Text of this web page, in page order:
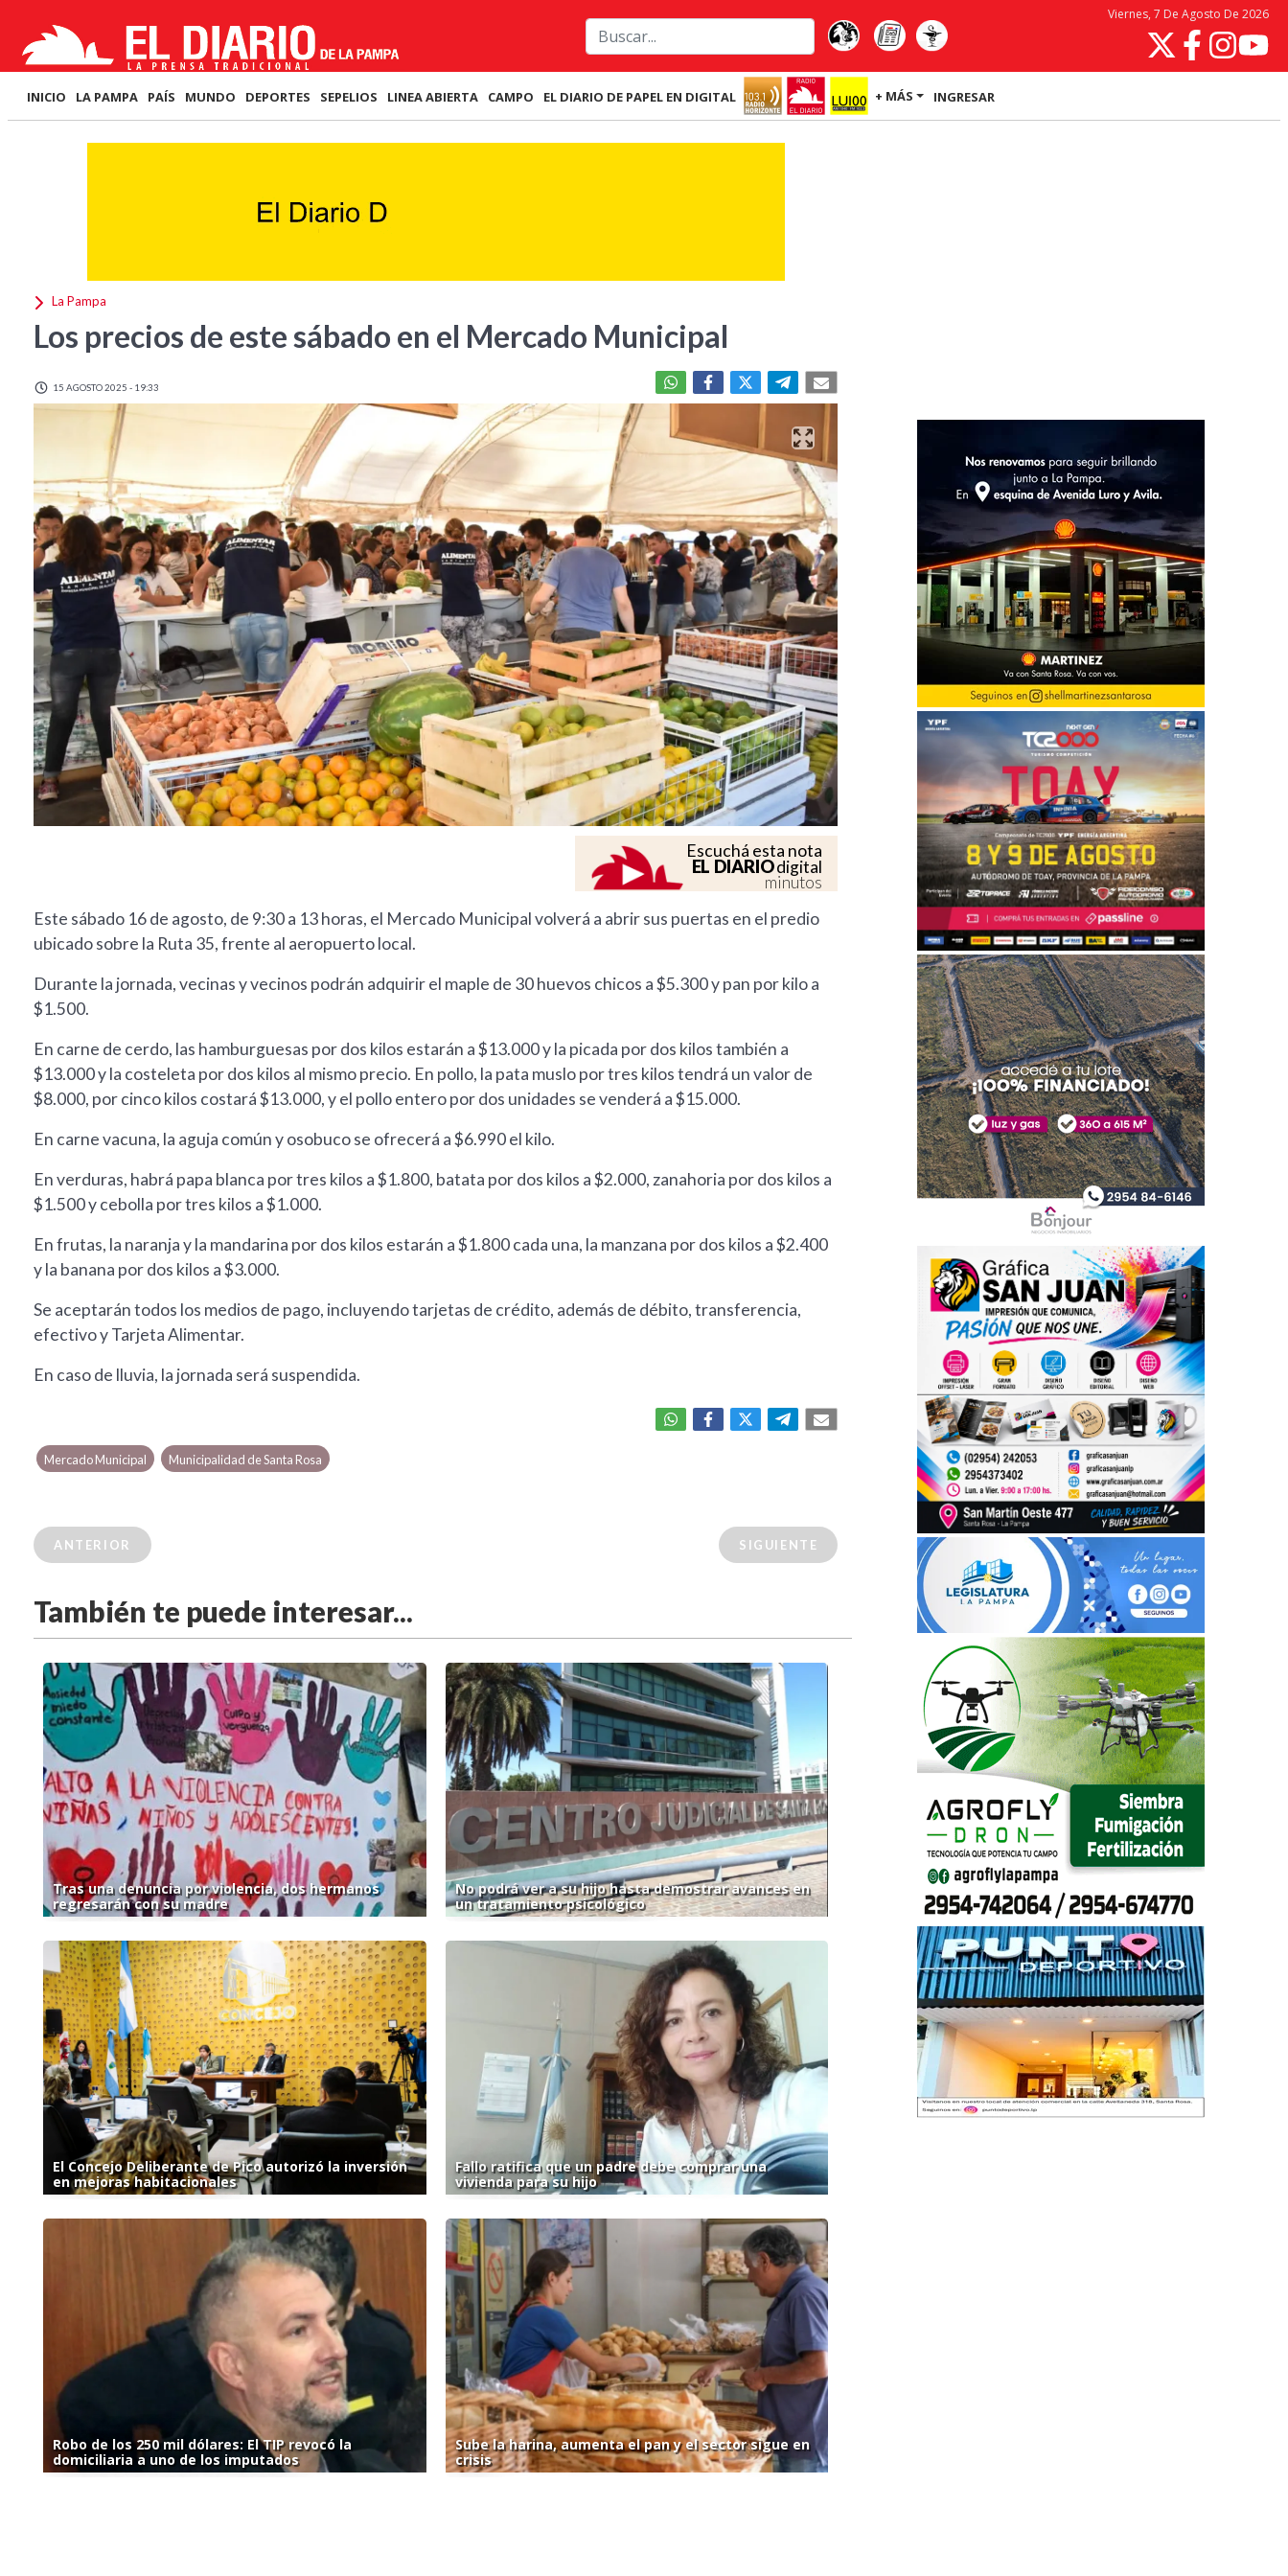
Viernes, 7 De Agosto De 2026
INICIO LA PAMPA PAÍS MUNDO DEPORTES SEPELIOS LINEA ABIERTA CAMPO EL DIARIO DE PAPEL EN DIGITAL + MÁS INGRESAR
La Pampa
Los precios de este sábado en el Mercado Municipal
15 AGOSTO 2025 - 19:33
Escuchá esta nota
EL DIARIOdigital
minutos
Este sábado 16 de agosto, de 9:30 a 13 horas, el Mercado Municipal volverá a abrir sus puertas en el predio
ubicado sobre la Ruta 35, frente al aeropuerto local.
Durante la jornada, vecinas y vecinos podrán adquirir el maple de 30 huevos chicos a $5.300 y pan por kilo a
$1.500.
En carne de cerdo, las hamburguesas por dos kilos estarán a $13.000 y la picada por dos kilos también a
$13.000 y la costeleta por dos kilos al mismo precio. En pollo, la pata muslo por tres kilos tendrá un valor de
$8.000, por cinco kilos costará $13.000, y el pollo entero por dos unidades se venderá a $15.000.
En carne vacuna, la aguja común y osobuco se ofrecerá a $6.990 el kilo.
En verduras, habrá papa blanca por tres kilos a $1.800, batata por dos kilos a $2.000, zanahoria por dos kilos a
$1.500 y cebolla por tres kilos a $1.000.
En frutas, la naranja y la mandarina por dos kilos estarán a $1.800 cada una, la manzana por dos kilos a $2.400
y la banana por dos kilos a $3.000.
Se aceptarán todos los medios de pago, incluyendo tarjetas de crédito, además de débito, transferencia,
efectivo y Tarjeta Alimentar.
En caso de lluvia, la jornada será suspendida.
Mercado Municipal Municipalidad de Santa Rosa
ANTERIOR SIGUIENTE
También te puede interesar...
Tras una denuncia por violencia, dos hermanos
regresarán con su madre
No podrá ver a su hijo hasta demostrar avances en
un tratamiento psicológico
El Concejo Deliberante de Pico autorizó la inversión
en mejoras habitacionales
Fallo ratifica que un padre debe comprar una
vivienda para su hijo
Robo de los 250 mil dólares: El TIP revocó la
domiciliaria a uno de los imputados
Sube la harina, aumenta el pan y el sector sigue en
crisis